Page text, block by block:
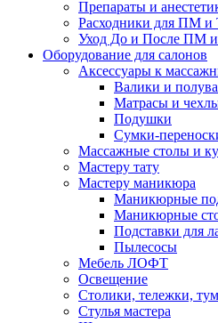
Препараты и
Расходники для ПМ
Уход До и После ПМ
Оборудование для салонов
Аксессуары к
Валики и
Матрасы и
Подушки
Сумки-
Массажные столы и
Мастеру тату
Мастеру маникюра
Маникюрные
Маникюрные
Подставки для
Пылесосы
Мебель ЛОФТ
Освещение
Столики, тележки,
Стулья мастера